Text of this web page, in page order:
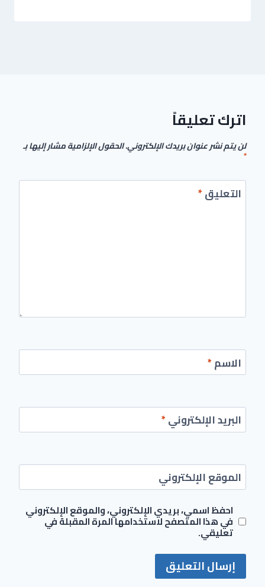
اترك تعليقاً
لن يتم نشر عنوان بريدك الإلكتروني.الحقول الإلزامية مشار إليها بـ
*
التعليق*
الاسم*
البريد الإلكتروني*
الموقع الإلكتروني
احفظ اسمي، بريدي الإلكتروني، والموقع الإلكتروني
في هذا المتصفح لاستخدامها المرة المقبلة في
تعليقي.